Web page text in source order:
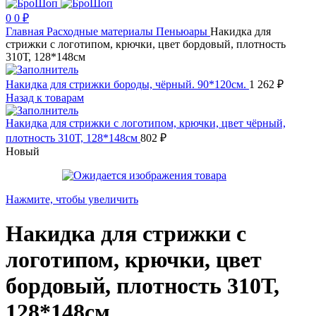
0 0 ₽
Главная Расходные материалы Пеньюары Накидка для
стрижки с логотипом, крючки, цвет бордовый, плотность
310Т, 128*148см
Накидка для стрижки бороды, чёрный. 90*120см. 1 262 ₽
Назад к товарам
Накидка для стрижки с логотипом, крючки, цвет чёрный,
плотность 310Т, 128*148см 802 ₽
Новый
Нажмите, чтобы увеличить
Накидка для стрижки с
логотипом, крючки, цвет
бордовый, плотность 310Т,